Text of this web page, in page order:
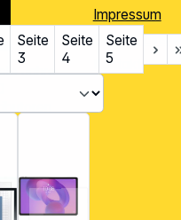
Seite
3
Seite
4
Seite
5
Jahre
Impressum
Cookie-
Kontakt